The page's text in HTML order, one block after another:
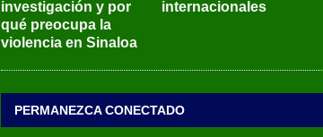
investigación y por
qué preocupa la
violencia en Sinaloa
internacionales
PERMANEZCA CONECTADO